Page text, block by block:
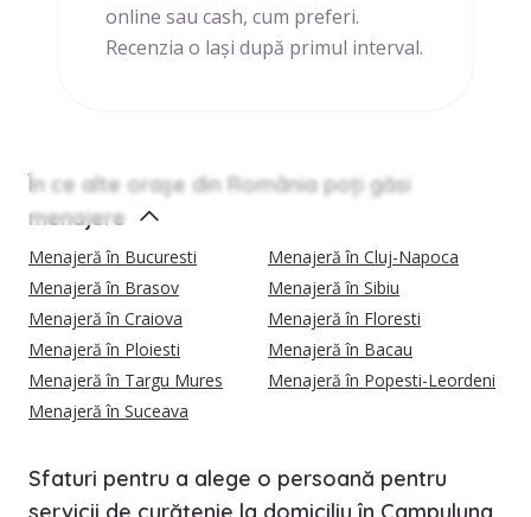
online sau cash, cum preferi.
Recenzia o lași după primul interval.
În ce alte orașe din România poți găsi
menajere
Menajeră în Bucuresti
Menajeră în Cluj-Napoca
Menajeră în Brasov
Menajeră în Sibiu
Menajeră în Craiova
Menajeră în Floresti
Menajeră în Ploiesti
Menajeră în Bacau
Menajeră în Targu Mures
Menajeră în Popesti-Leordeni
Menajeră în Suceava
Sfaturi pentru a alege o persoană pentru